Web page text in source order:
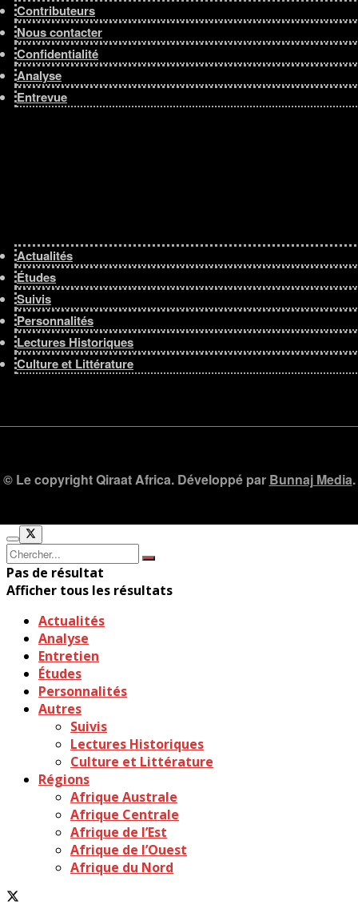
Contributeurs
Nous contacter
Confidentialité
Analyse
Entrevue
Actualités
Études
Suivis
Personnalités
Lectures Historiques
Culture et Littérature
© Le copyright Qiraat Africa. Développé par Bunnaj Media.
Pas de résultat
Afficher tous les résultats
Actualités
Analyse
Entretien
Études
Personnalités
Autres
Suivis
Lectures Historiques
Culture et Littérature
Régions
Afrique Australe
Afrique Centrale
Afrique de l’Est
Afrique de l’Ouest
Afrique du Nord